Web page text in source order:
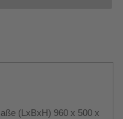
(LxBxH) 960 x 500 x